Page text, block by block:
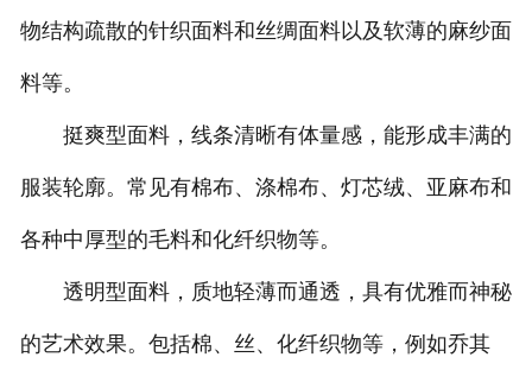
物结构疏散的针织面料和丝绸面料以及软薄的麻纱面
料等。
挺爽型面料，线条清晰有体量感，能形成丰满的
服装轮廓。常见有棉布、涤棉布、灯芯绒、亚麻布和
各种中厚型的毛料和化纤织物等。
透明型面料，质地轻薄而通透，具有优雅而神秘
的艺术效果。包括棉、丝、化纤织物等，例如乔其